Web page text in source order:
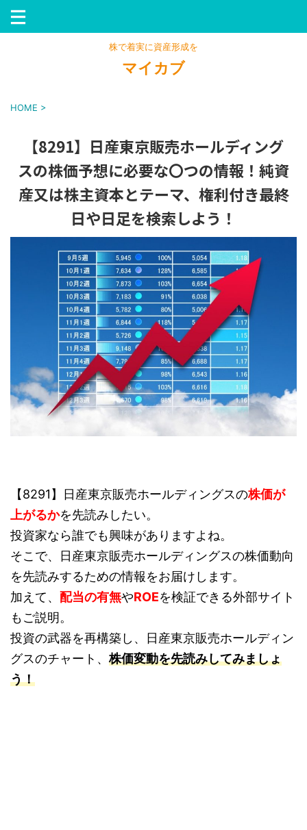
株で着実に資産形成を
マイカブ
HOME >
【8291】日産東京販売ホールディング
スの株価予想に必要な〇つの情報！純資
産又は株主資本とテーマ、権利付き最終
日や日足を検索しよう！
【8291】日産東京販売ホールディングスの株価が
上がるかを先読みしたい。
投資家なら誰でも興味がありますよね。
そこで、日産東京販売ホールディングスの株価動向
を先読みするための情報をお届けします。
加えて、 配当の有無やROEを検証できる外部サイト
もご説明。
投資の武器を再構築し、日産東京販売ホールディン
グスのチャート、株価変動を先読みしてみましょ
う！